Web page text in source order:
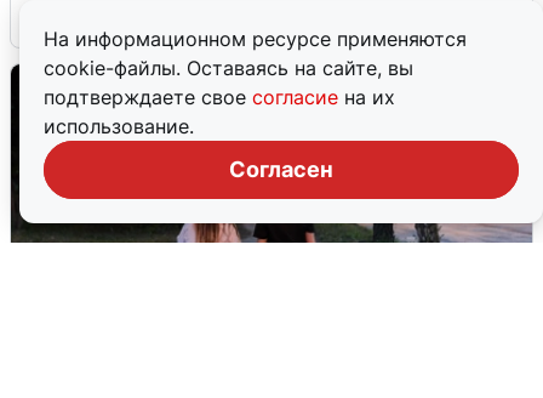
На информационном ресурсе применяются
cookie-файлы. Оставаясь на сайте, вы
подтверждаете свое согласие на их
использование.
Согласен